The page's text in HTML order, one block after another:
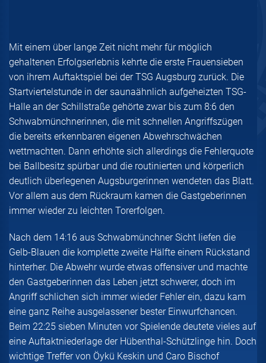
Mit einem über lange Zeit nicht mehr für möglich
gehaltenen Erfolgserlebnis kehrte die erste Frauensieben
von ihrem Auftaktspiel bei der TSG Augsburg zurück. Die
Startviertelstunde in der saunaähnlich aufgeheizten TSG-
Halle an der Schillstraße gehörte zwar bis zum 8:6 den
Schwabmünchnerinnen, die mit schnellen Angriffszügen
die bereits erkennbaren eigenen Abwehrschwächen
wettmachten. Dann erhöhte sich allerdings die Fehlerquote
bei Ballbesitz spürbar und die routinierten und körperlich
deutlich überlegenen Augsburgerinnen wendeten das Blatt.
Vor allem aus dem Rückraum kamen die Gastgeberinnen
immer wieder zu leichten Torerfolgen.
Nach dem 14:16 aus Schwabmünchner Sicht liefen die
Gelb-Blauen die komplette zweite Hälfte einem Rückstand
hinterher. Die Abwehr wurde etwas offensiver und machte
den Gastgeberinnen das Leben jetzt schwerer, doch im
Angriff schlichen sich immer wieder Fehler ein, dazu kam
eine ganz Reihe ausgelassener bester Einwurfchancen.
Beim 22:25 sieben Minuten vor Spielende deutete vieles auf
eine Auftaktniederlage der Hübenthal-Schützlinge hin. Doch
wichtige Treffer von Öykü Keskin und Caro Bischof